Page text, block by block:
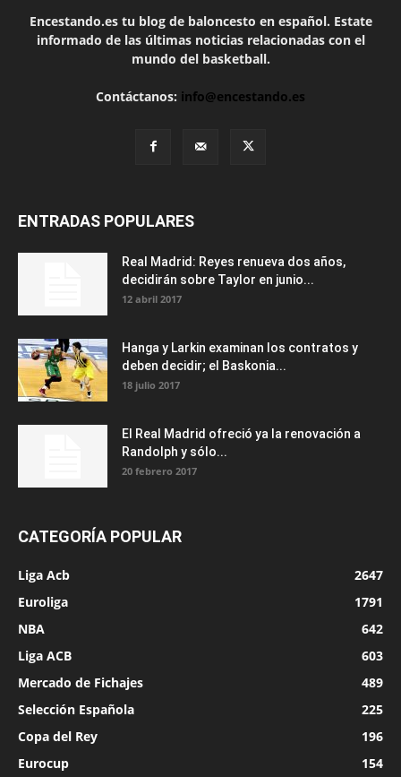
Encestando.es tu blog de baloncesto en español. Estate
informado de las últimas noticias relacionadas con el
mundo del basketball.
Contáctanos: info@encestando.es
ENTRADAS POPULARES
Real Madrid: Reyes renueva dos años,
decidirán sobre Taylor en junio...
12 abril 2017
Hanga y Larkin examinan los contratos y
deben decidir; el Baskonia...
18 julio 2017
El Real Madrid ofreció ya la renovación a
Randolph y sólo...
20 febrero 2017
CATEGORÍA POPULAR
Liga Acb
2647
Euroliga
1791
NBA
642
Liga ACB
603
Mercado de Fichajes
489
Selección Española
225
Copa del Rey
196
Eurocup
154